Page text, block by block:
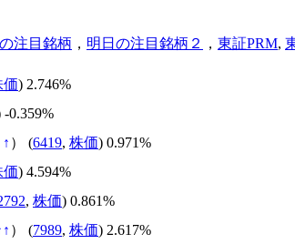
注目銘柄 ， 明日の注目銘柄２ ， 東証PRM,
価) 2.746%
-0.359%
↑ ） (6419, 株価) 0.971%
価) 4.594%
, 株価) 0.861%
↑ ） (7989, 株価) 2.617%